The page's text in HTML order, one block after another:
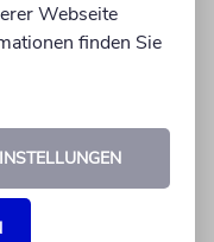
Webseite
finden Sie